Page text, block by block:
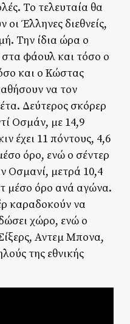
Το τελευταία θα
οι Έλληνες διεθνείς,
Την ίδια ώρα ο
στα φάουλ και τόσο ο
και ο Κώστας
να τον
Δεύτερος σκόρερ
Οσμάν, με 14,9
έχει 11 πόντους, 4,6
όρο, ενώ ο σέντερ
Οσμανί, μετρά 10,4
μέσο όρο ανά αγώνα.
καραδοκούν να
χώρο, ενώ ο
Αντεμ Μπονα,
της εθνικής